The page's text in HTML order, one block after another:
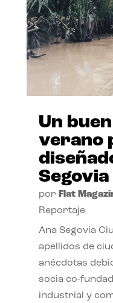
Un
verano
Segovia
por Flat
Reportaje
Ana Segovia
apellidos de
anécdotas
socia co-
industrial y